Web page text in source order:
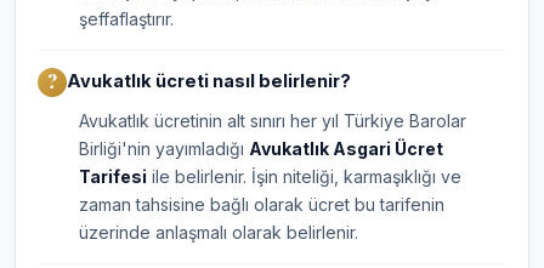
şeffaflaştırır.
Avukatlık ücreti nasıl belirlenir?
Avukatlık ücretinin alt sınırı her yıl Türkiye Barolar
Birliği'nin yayımladığı Avukatlık Asgari Ücret
Tarifesi ile belirlenir. İşin niteliği, karmaşıklığı ve
zaman tahsisine bağlı olarak ücret bu tarifenin
üzerinde anlaşmalı olarak belirlenir.